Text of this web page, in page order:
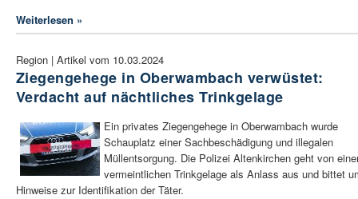
Weiterlesen »
Region | Artikel vom 10.03.2024
Ziegengehege in Oberwambach verwüstet:
Verdacht auf nächtliches Trinkgelage
Ein privates Ziegengehege in Oberwambach wurde
Schauplatz einer Sachbeschädigung und illegalen
Müllentsorgung. Die Polizei Altenkirchen geht von
vermeintlichen Trinkgelage als Anlass aus und bittet
Hinweise zur Identifikation der Täter.